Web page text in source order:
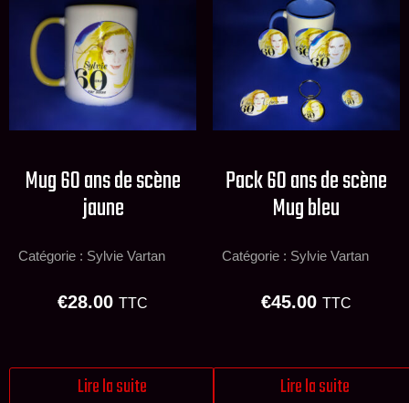
Mug 60 ans de scène
jaune
Catégorie : Sylvie Vartan
€28.00 TTC
Lire la suite
Pack 60 ans de scène
Mug bleu
Catégorie : Sylvie Vartan
€45.00 TTC
Lire la suite